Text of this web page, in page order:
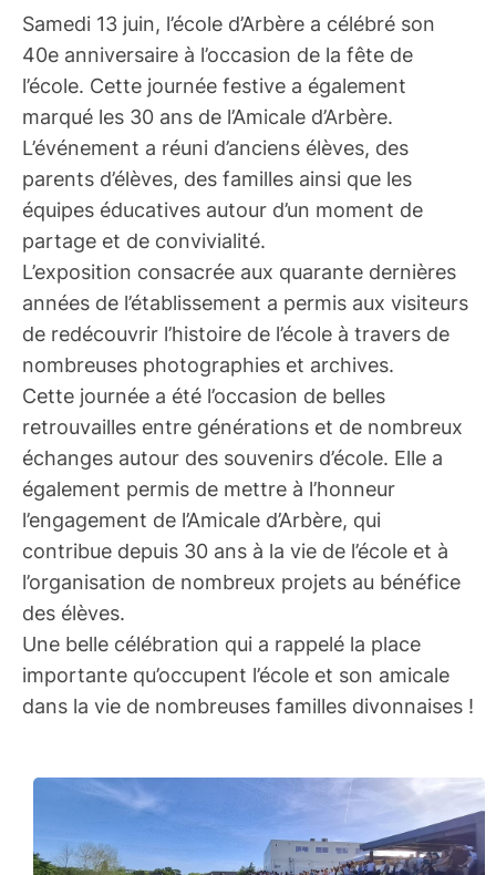
Samedi 13 juin, l’école d’Arbère a célébré son
40e anniversaire à l’occasion de la fête de
l’école. Cette journée festive a également
marqué les 30 ans de l’Amicale d’Arbère.
L’événement a réuni d’anciens élèves, des
parents d’élèves, des familles ainsi que les
équipes éducatives autour d’un moment de
partage et de convivialité.
L’exposition consacrée aux quarante dernières
années de l’établissement a permis aux visiteurs
de redécouvrir l’histoire de l’école à travers de
nombreuses photographies et archives.
Cette journée a été l’occasion de belles
retrouvailles entre générations et de nombreux
échanges autour des souvenirs d’école. Elle a
également permis de mettre à l’honneur
l’engagement de l’Amicale d’Arbère, qui
contribue depuis 30 ans à la vie de l’école et à
l’organisation de nombreux projets au bénéfice
des élèves.
Une belle célébration qui a rappelé la place
importante qu’occupent l’école et son amicale
dans la vie de nombreuses familles divonnaises !